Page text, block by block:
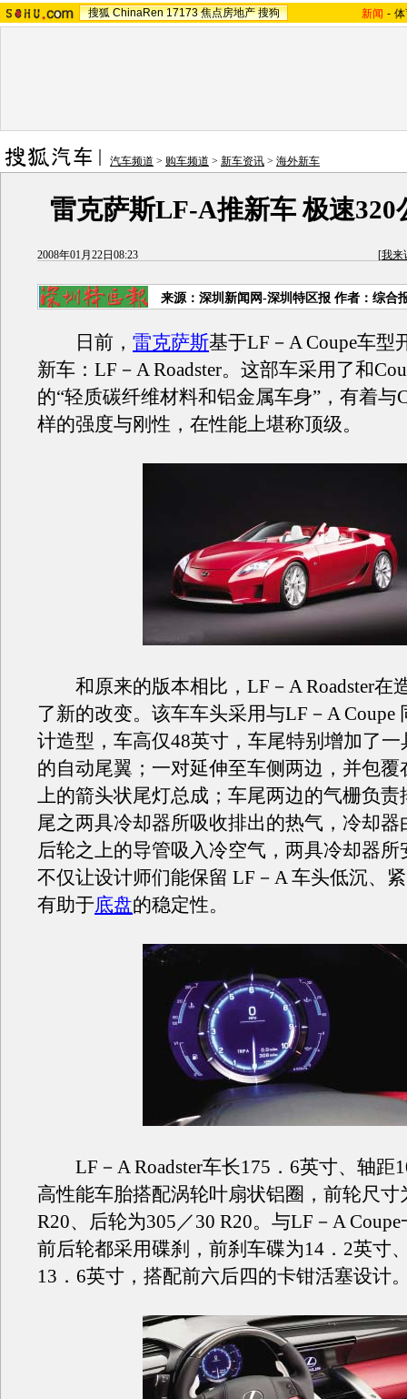
搜狐 ChinaRen 17173 焦点房地产 搜狗 新闻 -
汽车频道 > 购车频道 > 新车资讯 > 海外新车
雷克萨斯LF-A推新车 极速320
2008年01月22日08:23 [我来
来源：深圳新闻网-深圳特区报 作者：综合
日前， 雷克萨斯基于LF－A Coupe车型
新车：LF－A Roadster。这部车采用了和
的“轻质碳纤维材料和铝金属车身”，有着与
样的强度与刚性，在性能上堪称顶级。
和原来的版本相比，LF－A Roadster在
了新的改变。该车车头采用与LF－A Coupe
计造型，车高仅48英寸，车尾特别增加了
的自动尾翼；一对延伸至车侧两边，并包覆
上的箭头状尾灯总成；车尾两边的气栅负责
尾之两具冷却器所吸收排出的热气，冷却器
后轮之上的导管吸入冷空气，两具冷却器所
不仅让设计师们能保留 LF－A 车头低沉、
有助于底盘的稳定性。
LF－A Roadster车长175．6英寸、轴距
高性能车胎搭配涡轮叶扇状铝圈，前轮尺寸
R20、后轮为305／30 R20。与LF－A
前后轮都采用碟刹，前刹车碟为14．2英寸
13．6英寸，搭配前六后四的卡钳活塞设计